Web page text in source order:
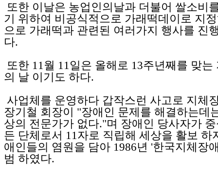
또한 이날은 농업인의날과 더불어 쌀소비
기 위하여 비공식적으로 가래떡데이로 지
으로 가래떡과 관련된 여러가지 행사를 진
다.
또한 11월 11일은 올해로 13주년째를 맞는
의 날 이기도 하다.
사업체를 운영하다 갑작스런 사고로 지체
장기철 회장이 "장애인 문제를 해결하는데
상의 전문가가 없다."며 장애인 당사자가
든 단체로서 11자로 직립해 세상을 활보 하
애인들의 염원을 담아 1986년 '한국지체장
범 하였다.